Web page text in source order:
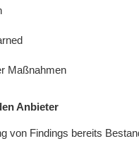
Maßnahmen
Anbieter
von Findings bereits